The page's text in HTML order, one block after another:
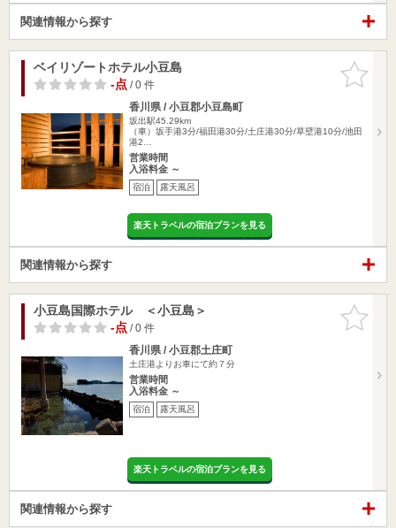
関連情報から探す
お気に入
りに追加
ベイリゾートホテル小豆島
-点/ 0 件
香川県 / 小豆郡小豆島町
坂出駅45.29km
（車）坂手港3分/福田港30分/土庄港30分/草壁港10分/池田
港2…
営業時間
入浴料金 ～
宿泊 露天風呂
楽天トラベルの宿泊プランを見る
関連情報から探す
お気に入
りに追加
小豆島国際ホテル ＜小豆島＞
-点/ 0 件
香川県 / 小豆郡土庄町
土庄港よりお車にて約７分
営業時間
入浴料金 ～
宿泊 露天風呂
楽天トラベルの宿泊プランを見る
関連情報から探す